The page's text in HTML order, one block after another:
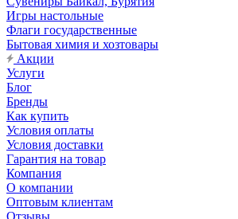
Игры настольные
Флаги государственные
Бытовая химия и хозтовары
Акции
Услуги
Блог
Бренды
Как купить
Условия оплаты
Условия доставки
Гарантия на товар
Компания
О компании
Оптовым клиентам
Отзывы